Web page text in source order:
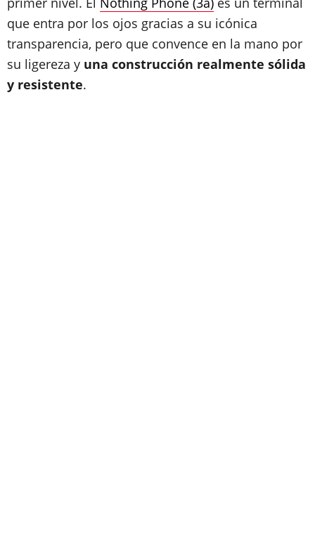
que entra por los ojos gracias a su icónica
transparencia, pero que convence en la mano por
su ligereza y una construcción realmente sólida
y resistente.